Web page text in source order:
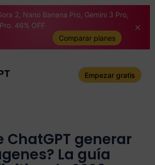
2, Nano Banana Pro, Gemini 3 Pro,
46% OFF
Comparar planes
Empezar gratis
ChatGPT generar
La guía